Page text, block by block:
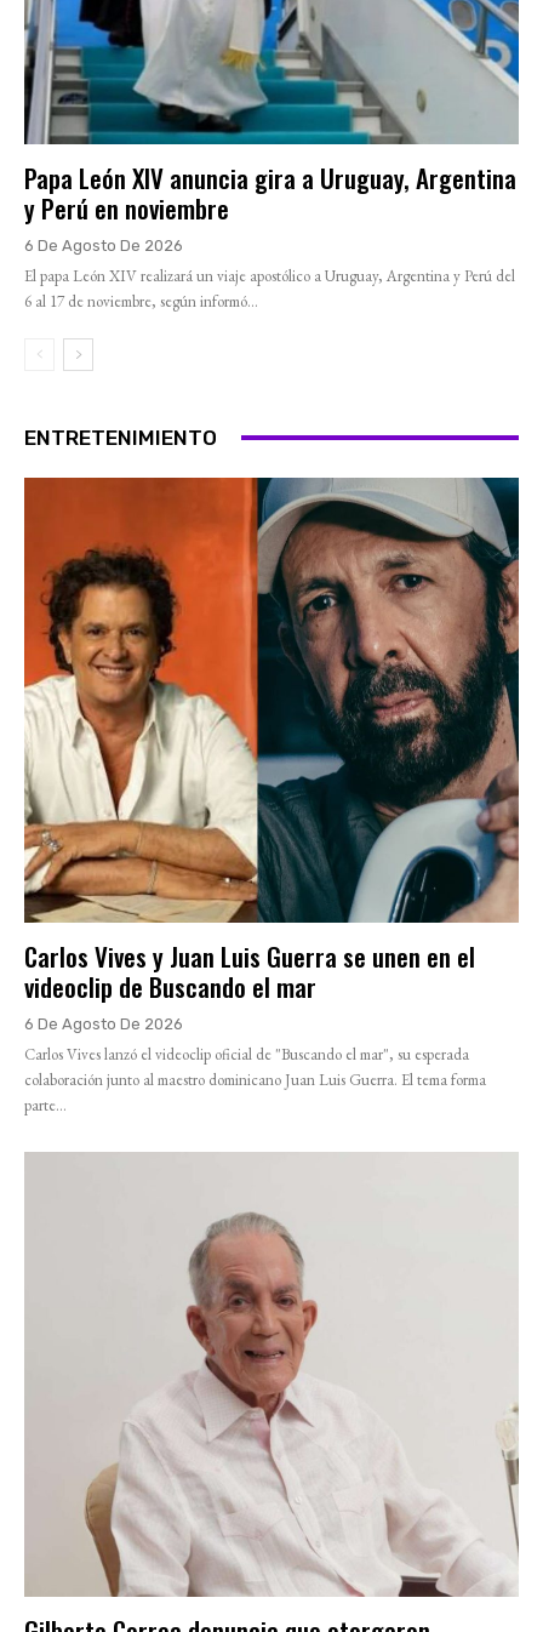
Papa León XIV anuncia gira a Uruguay, Argentina
y Perú en noviembre
6 De Agosto De 2026
El papa León XIV realizará un viaje apostólico a Uruguay, Argentina y Perú del
6 al 17 de noviembre, según informó...
ENTRETENIMIENTO
Carlos Vives y Juan Luis Guerra se unen en el
videoclip de Buscando el mar
6 De Agosto De 2026
Carlos Vives lanzó el videoclip oficial de "Buscando el mar", su esperada
colaboración junto al maestro dominicano Juan Luis Guerra. El tema forma
parte...